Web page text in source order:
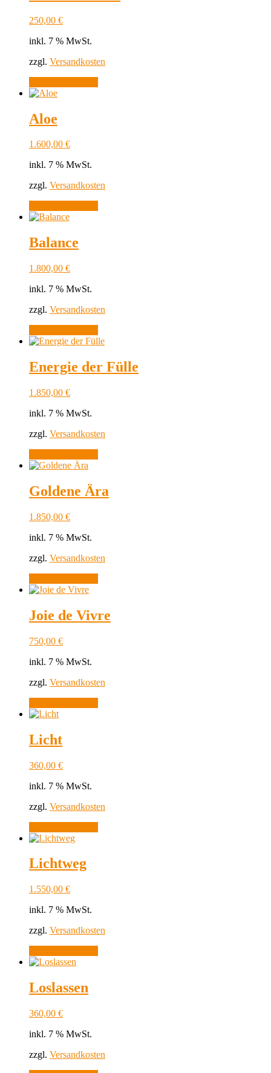
250,00 €
inkl. 7 % MwSt.
zzgl. Versandkosten
Aloe
1.600,00 €
inkl. 7 % MwSt.
zzgl. Versandkosten
Balance
1.800,00 €
inkl. 7 % MwSt.
zzgl. Versandkosten
Energie der Fülle
1.850,00 €
inkl. 7 % MwSt.
zzgl. Versandkosten
Goldene Ära
1.850,00 €
inkl. 7 % MwSt.
zzgl. Versandkosten
Joie de Vivre
750,00 €
inkl. 7 % MwSt.
zzgl. Versandkosten
Licht
360,00 €
inkl. 7 % MwSt.
zzgl. Versandkosten
Lichtweg
1.550,00 €
inkl. 7 % MwSt.
zzgl. Versandkosten
Loslassen
360,00 €
inkl. 7 % MwSt.
zzgl. Versandkosten